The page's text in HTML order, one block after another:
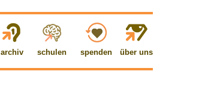
archiv schulen spenden über uns